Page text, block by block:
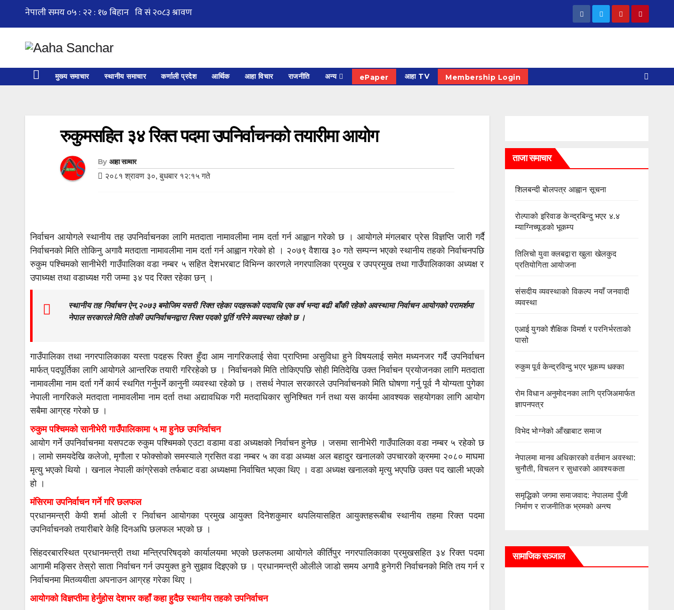
मुख्य समाचार स्थानीय समाचार कर्णाली प्रदेश आर्थिक आहा विचार राजनीति अन्य ePaper आहा TV Membership Login
रुकुमसहित ३४ रिक्त पदमा उपनिर्वाचनको तयारीमा आयोग
By आहा सञ्चार
२०८१ श्रावण ३०, बुधबार १२:१५ गते
निर्वाचन आयोगले स्थानीय तह उपनिर्वाचनका लागि मतदाता नामावलीमा नाम दर्ता गर्न आह्वान गरेको छ । आयोगले मंगलबार प्रेस विज्ञप्ति जारी गर्दै
निर्वाचनको मिति तोकिनु अगावै मतदाता नामावलीमा नाम दर्ता गर्न आह्वान गरेको हो । २०७९ वैशाख ३० गते सम्पन्न भएको स्थानीय तहको निर्वाचनपछि
रुकुम पश्चिमको सानीभेरी गाउँपालिका वडा नम्बर ५ सहित देशभरबाट विभिन्न कारणले नगरपालिका प्रमुख र उपप्रमुख तथा गाउँपालिकाका अध्यक्ष र
उपाध्यक्ष तथा वडाध्यक्ष गरी जम्मा ३४ पद रिक्त रहेका छन् ।
स्थानीय तह निर्वाचन ऐन,२०७३ बमोजिम यसरी रिक्त रहेका पदहरूको पदावधि एक वर्ष भन्दा बढी बाँकी रहेको अवस्थामा निर्वाचन आयोगको परामर्शमा
नेपाल सरकारले मिति तोकी उपनिर्वाचनद्वारा रिक्त पदको पूर्ति गरिने व्यवस्था रहेको छ ।
गाउँपालिका तथा नगरपालिकाका यस्ता पदहरू रिक्त हुँदा आम नागरिकलाई सेवा प्राप्तिमा असुविधा हुने विषयलाई समेत मध्यनजर गर्दै उपनिर्वाचन
मार्फत् पदपूर्तिका लागि आयोगले आन्तरिक तयारी गरिरहेको छ । निर्वाचनको मिति तोकिएपछि सोही मितिदेखि उक्त निर्वाचन प्रयोजनका लागि मतदाता
नामावलीमा नाम दर्ता गर्ने कार्य स्थगित गर्नुपर्ने कानुनी व्यवस्था रहेको छ । तसर्थ नेपाल सरकारले उपनिर्वाचनको मिति घोषणा गर्नु पूर्व नै योग्यता पुगेका
नेपाली नागरिकले मतदाता नामावलीमा नाम दर्ता तथा अद्यावधिक गरी मतदाधिकार सुनिश्चित गर्न तथा यस कार्यमा आवश्यक सहयोगका लागि आयोग
सबैमा आग्रह गरेको छ ।
रुकुम पश्चिमको सानीभेरी गाउँपालिकामा ५ मा हुनेछ उपनिर्वाचन
आयोग गर्ने उपनिर्वाचनमा यसपटक रुकुम पश्चिमको एउटा वडामा वडा अध्यक्षको निर्वाचन हुनेछ । जसमा सानीभेरी गाउँपालिका वडा नम्बर ५ रहेको छ
। लामो समयदेखि कलेजो, मृगौला र फोक्सोको समस्याले ग्रसित वडा नम्बर ५ का वडा अध्यक्ष अल बहादुर खनालको उपचारको क्रममा २०८० माघमा
मृत्यु भएको थियो । खनाल नेपाली कांग्रेसको तर्फबाट वडा अध्यक्षमा निर्वाचित भएका थिए । वडा अध्यक्ष खनालको मृत्यु भएपछि उक्त पद खाली भएको
हो ।
मंसिरमा उपनिर्वाचन गर्ने गरि छलफल
प्रधानमन्त्री केपी शर्मा ओली र निर्वाचन आयोगका प्रमुख आयुक्त दिनेशकुमार थपलियासहित आयुक्तहरूबीच स्थानीय तहमा रिक्त पदमा
उपनिर्वाचनको तयारीबारे केहि दिनअघि छलफल भएको छ ।
सिंहदरबारस्थित प्रधानमन्त्री तथा मन्त्रिपरिषद्को कार्यालयमा भएको छलफलमा आयोगले कीर्तिपुर नगरपालिकाका प्रमुखसहित ३४ रिक्त पदमा
आगामी मङ्सिर तेस्रो साता निर्वाचन गर्न उपयुक्त हुने सुझाव दिइएको छ । प्रधानमन्त्री ओलीले जाडो समय अगावै हुनेगरी निर्वाचनको मिति तय गर्न र
निर्वाचनमा मितव्ययीता अपनाउन आग्रह गरेका थिए ।
आयोगको विज्ञप्तीमा हेर्नुहोस देशभर कहाँ कहा हुदैछ स्थानीय तहको उपनिर्वाचन
ताजा समाचार
शिलबन्दी बोलपत्र आह्वान सूचना
रोल्पाको इरिवाङ केन्द्रबिन्दु भएर ४.४
म्याग्निच्यूडको भूकम्प
तिलिचो युवा क्लबद्वारा खुला खेलकुद
प्रतियोगिता आयोजना
संसदीय व्यवस्थाको विकल्प नयाँ जनवादी
व्यवस्था
एआई युगको शैक्षिक विमर्श र परनिर्भरताको
पासो
रुकुम पूर्व केन्द्रविन्दु भएर भूकम्प धक्का
रोम विधान अनुमोदनका लागि प्रजिअमार्फत
ज्ञापनपत्र
विभेद भोग्नेको आँखाबाट समाज
नेपालमा मानव अधिकारको वर्तमान अवस्था:
चुनौती, विचलन र सुधारको आवश्यकता
समृद्धिको जगमा समाजवाद: नेपालमा पुँजी
निर्माण र राजनीतिक भ्रमको अन्त्य
सामाजिक सञ्जाल